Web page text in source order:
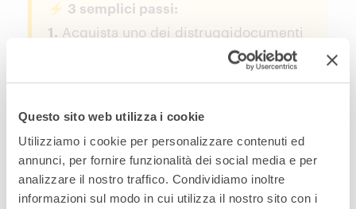
Questo sito web utilizza i cookie
Utilizziamo i cookie per personalizzare contenuti ed
annunci, per fornire funzionalità dei social media e per
analizzare il nostro traffico. Condividiamo inoltre
informazioni sul modo in cui utilizza il nostro sito con i
⚡ 3 semplici passi:
1. Acquista uno dei distruggidocumenti
PowerShred LX su Rossetto Store.
2.Visitawww.fellowes-promotion.com
3.Ricevi il
rimborso direttamente
secondo le modalità indicate sul portale.
Per il regolamento completo consultawww.fellowes-